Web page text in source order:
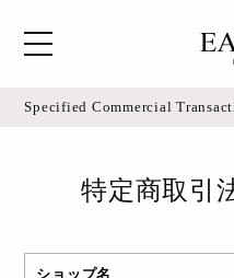
Blog
Access
Specified Commercial
特定商取引
ショップ名